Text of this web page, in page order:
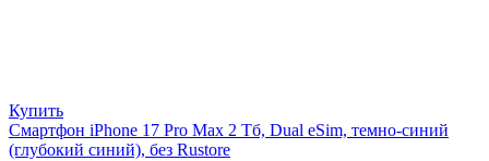
Купить
Смартфон iPhone 17 Pro Max 2 Тб, Dual eSim, темно-синий
(глубокий синий), без Rustore